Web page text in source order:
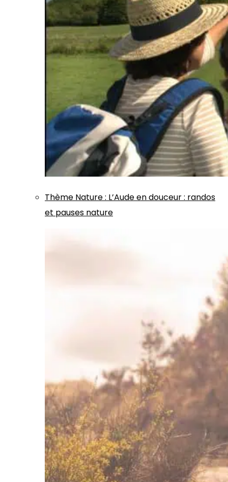
Thème Nature: L’Aude en douceur : randos
et pauses nature